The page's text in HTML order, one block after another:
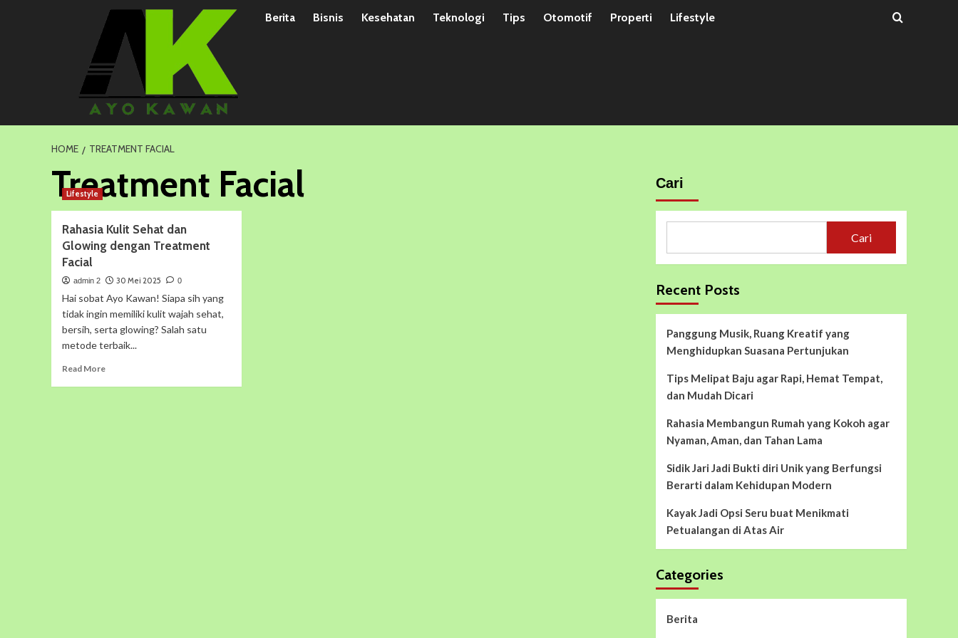
Berita Bisnis Kesehatan Teknologi Tips Otomotif Properti Lifestyle
HOME TREATMENT FACIAL
Treatment Facial
Lifestyle
Rahasia Kulit Sehat dan
Glowing dengan Treatment
Facial
admin 2 30 Mei 2025 0
Hai sobat Ayo Kawan! Siapa sih yang
tidak ingin memiliki kulit wajah sehat,
bersih, serta glowing? Salah satu
metode terbaik...
Read MoreRead
Cari
Cari
Recent Posts
Panggung Musik, Ruang Kreatif yang
Menghidupkan Suasana Pertunjukan
Tips Melipat Baju agar Rapi, Hemat Tempat,
dan Mudah Dicari
Rahasia Membangun Rumah yang Kokoh agar
Nyaman, Aman, dan Tahan Lama
Sidik Jari Jadi Bukti diri Unik yang Berfungsi
Berarti dalam Kehidupan Modern
Kayak Jadi Opsi Seru buat Menikmati
Petualangan di Atas Air
Categories
Berita